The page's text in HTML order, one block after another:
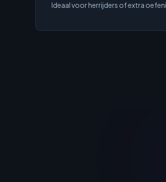
Ideaal voor herrijders of extra